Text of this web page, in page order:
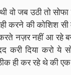
वो जब उठी तो
करने की कोशिश
नज़र नहीं आ रहे
दिया करो ये
ही कर रहे थे की